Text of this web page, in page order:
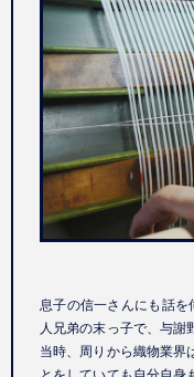
息子の信一さんにも話
人兄弟の末っ子で、与
当時、周りから織物業界